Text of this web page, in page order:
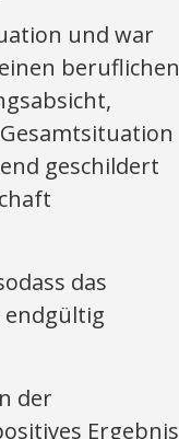
und war
beruflichen
geschildert
das
endgültig
der
Ergebnis